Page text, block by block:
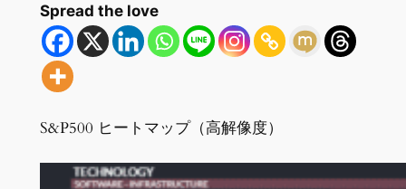
Spread the love
S&P500 ヒートマップ（高解像度）